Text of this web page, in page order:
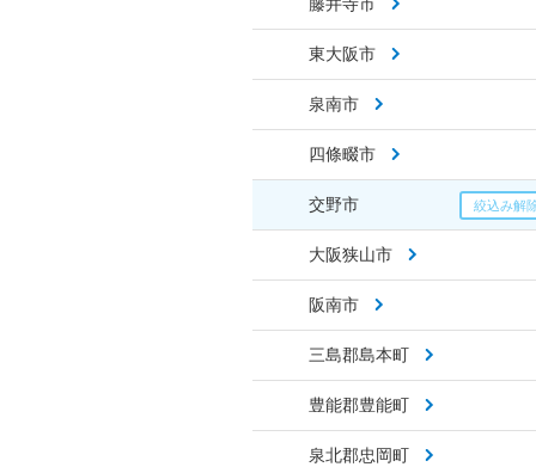
東大阪市
泉南市
四條畷市
交野市
大阪狭山市
阪南市
三島郡島本町
豊能郡豊能町
泉北郡忠岡町